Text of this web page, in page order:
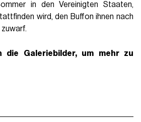
in den Vereinigten Staaten,
wird, den Buffon ihnen nach
die Galeriebilder, um mehr zu